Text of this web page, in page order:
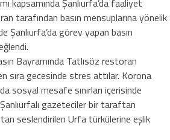
kapsamında Şanlıurfa’da faaliyet
tarafından basın mensuplarına yönelik
Şanlıurfa’da görev yapan basın
Bayramında Tatlısöz restoran
sıra gecesinde stres attılar. Korona
sosyal mesafe sınırları içerisinde
gazeteciler bir taraftan
seslendirilen Urfa türkülerine eşlik